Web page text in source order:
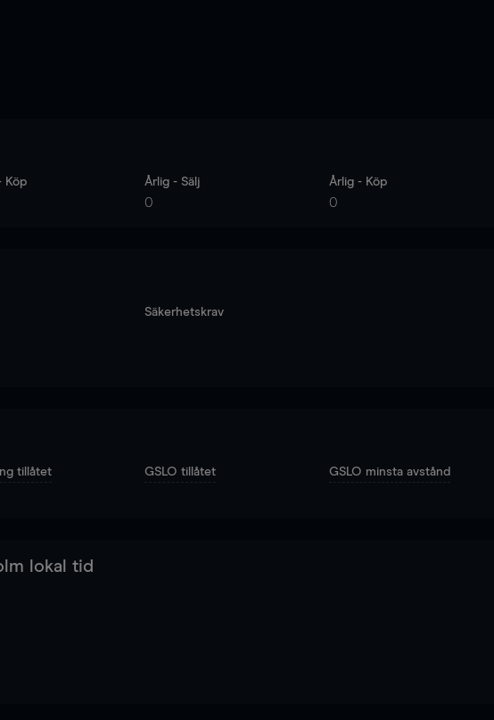
Köp Årlig - Sälj
0
Årlig - Köp
0
Säkerhetskrav
tillåtet GSLO tillåtet GSLO minsta avstånd
lokal tid